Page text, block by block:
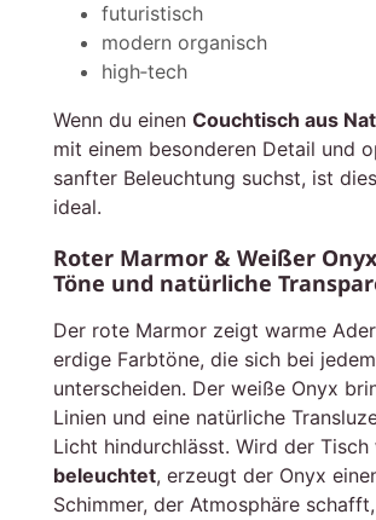
futuristisch
modern organisch
high‑tech
Wenn du einen Couchtisch aus
mit einem besonderen Detail und
sanfter Beleuchtung suchst, ist
ideal.
Roter Marmor & Weißer
Töne und natürliche
Der rote Marmor zeigt warme
erdige Farbtöne, die sich bei
unterscheiden. Der weiße Onyx
Linien und eine natürliche
Licht hindurchlässt. Wird der Tisch
beleuchtet, erzeugt der Onyx
Schimmer, der Atmosphäre